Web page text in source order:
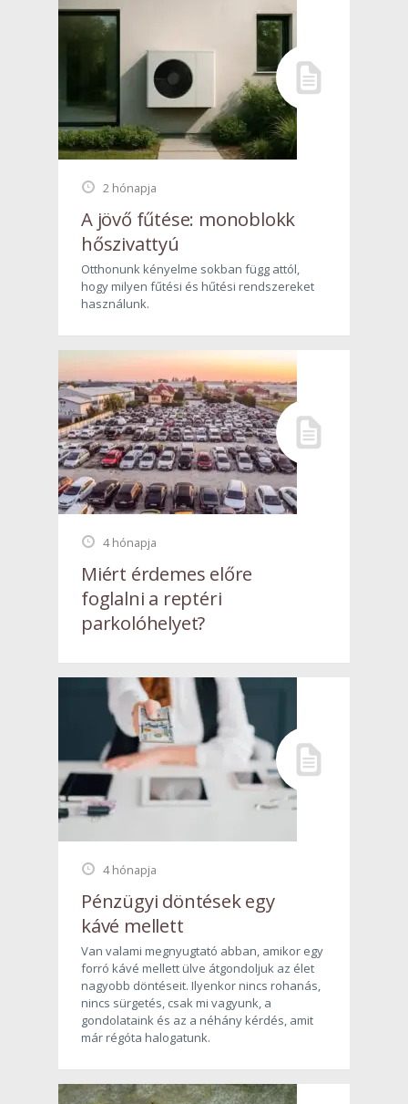
2 hónapja
A jövő fűtése: monoblokk
hőszivattyú
Otthonunk kényelme sokban függ attól,
hogy milyen fűtési és hűtési rendszereket
használunk.
4 hónapja
Miért érdemes előre
foglalni a reptéri
parkolóhelyet?
4 hónapja
Pénzügyi döntések egy
kávé mellett
Van valami megnyugtató abban, amikor egy
forró kávé mellett ülve átgondoljuk az élet
nagyobb döntéseit. Ilyenkor nincs rohanás,
nincs sürgetés, csak mi vagyunk, a
gondolataink és az a néhány kérdés, amit
már régóta halogatunk.